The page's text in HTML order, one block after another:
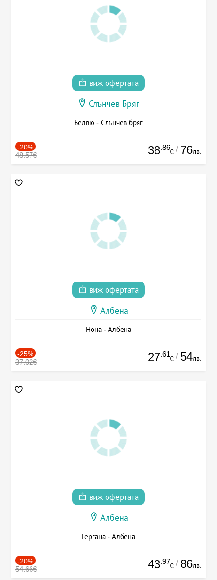
виж офертата
Слънчев Бряг
Белвю - Слънчев бряг
-20%
48.57€ 38.86
€ / 76лв.
виж офертата
Албена
Нона - Албена
-25%
37.02€ 27.61
€ / 54лв.
виж офертата
Албена
Гергана - Албена
-20%
54.66€ 43.97
€ / 86лв.